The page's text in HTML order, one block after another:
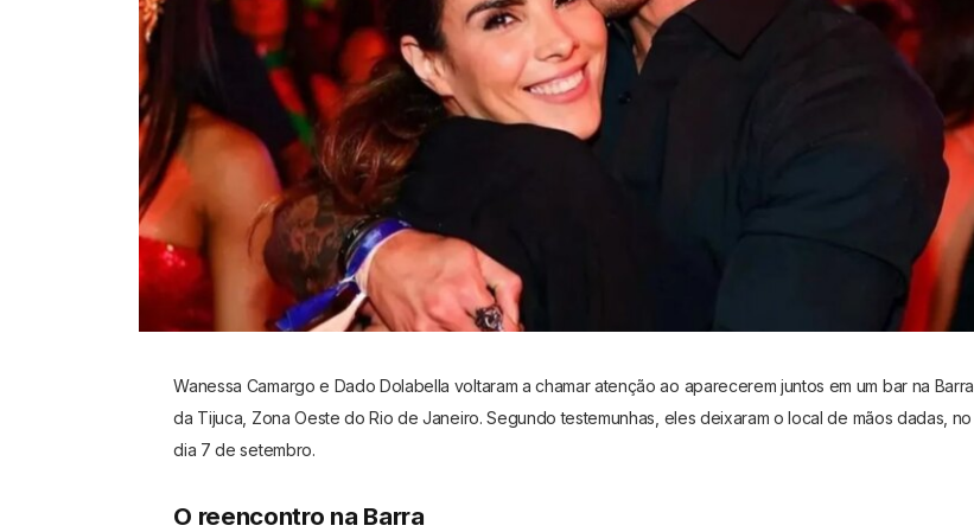
Wanessa Camargo e Dado Dolabella voltaram a chamar atenção ao aparecerem juntos em um bar na Barra
da Tijuca, Zona Oeste do Rio de Janeiro. Segundo testemunhas, eles deixaram o local de mãos dadas, no
dia 7 de setembro.
O reencontro na Barra